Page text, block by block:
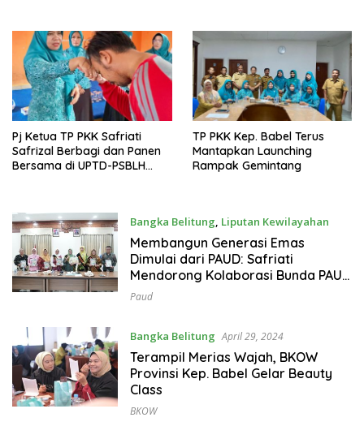
Pj Ketua TP PKK Safriati
Safrizal Berbagi dan Panen
Bersama di UPTD-PSBLH
TP PKK Kep. Babel Terus
Mantapkan Launching
Rampak Gemintang
Bangka Belitung, Liputan Kewilayahan
April 29, 2024
Membangun Generasi Emas
Dimulai dari PAUD: Safriati
Mendorong Kolaborasi Bunda PAUD
se-Babel
Paud
Bangka Belitung April 29, 2024
Terampil Merias Wajah, BKOW
Provinsi Kep. Babel Gelar Beauty
Class
BKOW